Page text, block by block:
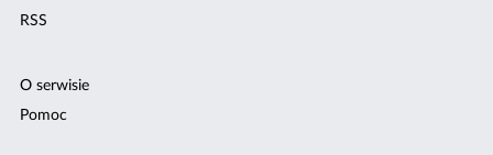
RSS
O serwisie
Pomoc